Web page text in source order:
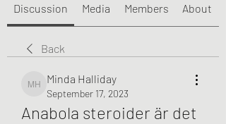
Discussion Media Members About
Back
Minda Halliday
Minda Halliday
September 17, 2023
Anabola steroider är det